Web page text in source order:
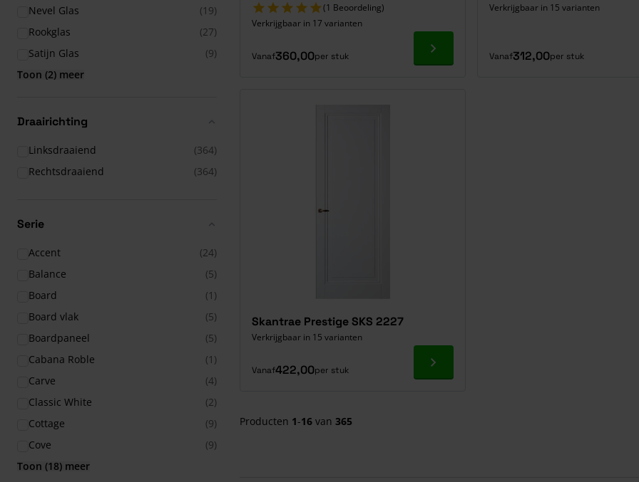
Nevel Glas
(19)
Rookglas
(27)
Satijn Glas
(9)
Toon (2) meer
Draairichting
Linksdraaiend
(364)
Rechtsdraaiend
(364)
Serie
Accent
(24)
Balance
(5)
Board
(1)
Board vlak
(5)
Boardpaneel
(5)
Cabana Roble
(1)
Carve
(4)
Classic White
(2)
Cottage
(9)
Cove
(9)
Toon (18) meer
(1 Beoordeling)
Verkrijgbaar in 17 varianten
Vanaf360,00per stuk Ga naar product
Verkrijgbaar in 15 varianten
Vanaf312,00per stuk
Skantrae Prestige SKS 2227
Verkrijgbaar in 15 varianten
Vanaf422,00per stuk Ga naar product
Producten 1-16 van 365